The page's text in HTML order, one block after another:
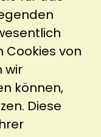
Cookies von
wir
können,
Diese